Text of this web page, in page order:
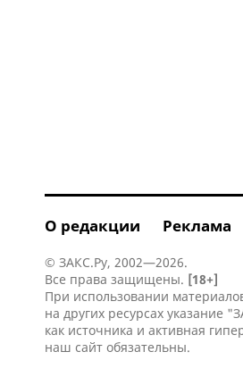
О редакции Реклама
© ЗАКС.Ру, 2002—2026.
Все права защищены. [18+]
При использовании
на других ресурсах указание
как источника и активная
наш сайт обязательны.